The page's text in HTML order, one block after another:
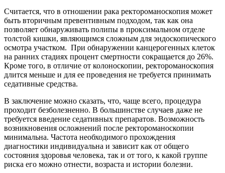
Считается, что в отношении рака ректороманоскопия может
быть вторичным превентивным подходом, так как она
позволяет обнаруживать полипы в проксимальном отделе
толстой кишки, являющимся сложным для эндоскопического
осмотра участком. При обнаружении канцерогенных клеток
на ранних стадиях процент смертности сокращается до 26%.
Кроме того, в отличие от колоноскопии, ректороманоскопия
длится меньше и для ее проведения не требуется принимать
седативные средства.
В заключение можно сказать, что, чаще всего, процедура
проходит безболезненно. В большинстве случаев даже не
требуется введение седативных препаратов. Возможность
возникновения осложнений после ректороманоскопии
минимальна. Частота необходимого прохождения
диагностики индивидуальна и зависит как от общего
состояния здоровья человека, так и от того, к какой группе
риска его можно отнести, возраста и истории болезни.